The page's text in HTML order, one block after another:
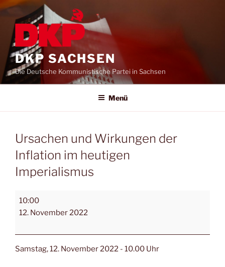
DKP SACHSEN
Die Deutsche Kommunistische Partei in Sachsen
Menü
Ursachen und Wirkungen der
Inflation im heutigen
Imperialismus
10:00
12. November 2022
Samstag,12. November 2022 - 10.00 Uhr